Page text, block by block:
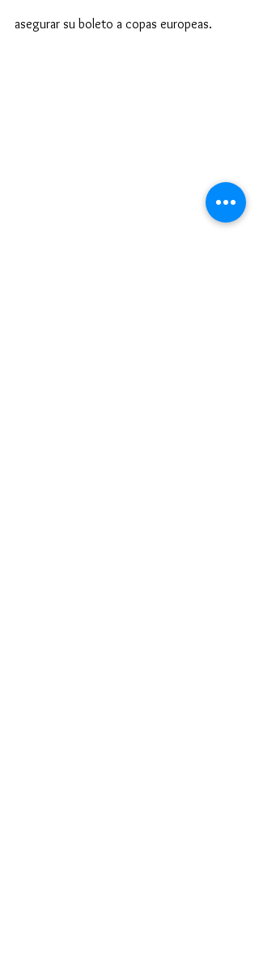
asegurar su boleto a copas europeas.